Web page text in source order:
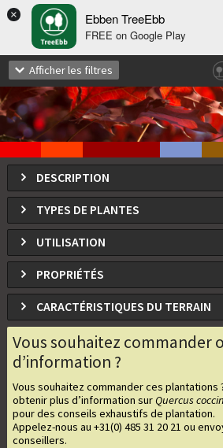
× Ebben TreeEbb
FREE on Google Play
Quercus coccinea
Chêne écarlate, Chêne cocciné
DESCRIPTION
TYPES DE PLANTES
UTILISATION
PROPRIÉTÉS
CARACTÉRISTIQUES DU TERRAIN
Vous souhaitez commander
d’information ?
Vous souhaitez commander ces plantations
obtenir plus d’information surQuercus
pour des conseils exhaustifs de plantation.
Appelez-nous au +31(0) 485 31 20 21 ou
conseillers.
Afficher les filtres